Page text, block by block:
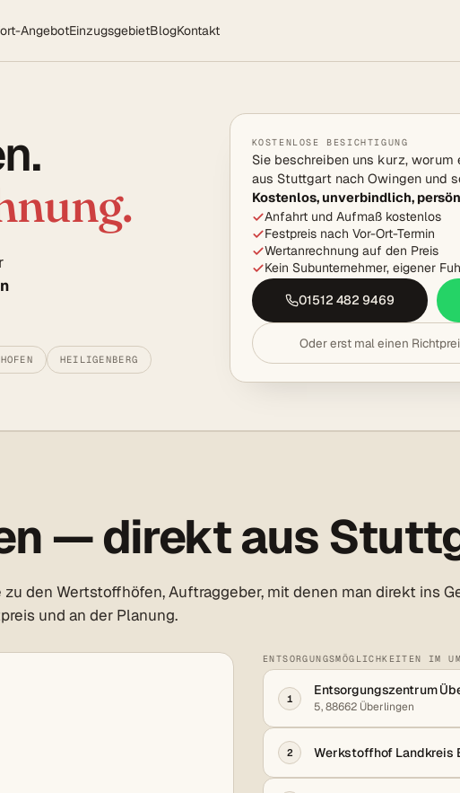
AngebotEinzugsgebietBlogKontakt
HEILIGENBERG
KOSTENLOSE BESICHTIGUNG
Sie beschreiben uns kurz,
aus Stuttgart nach Owingen und
Kostenlos, unverbindlich,
Anfahrt und Aufmaß kostenlos
Festpreis nach Vor-Ort-Termin
Wertanrechnung auf den Preis
Kein Subunternehmer, eigener
01512 482 9469
Oder erst mal einen
— direkt aus
den Wertstoffhöfen, Auftraggeber, mit denen man direkt ins
und an der Planung.
ENTSORGUNGSMÖGLICHKEITEN IM
1
5, 88662 Überlingen
2 Werkstoffhof Landkreis